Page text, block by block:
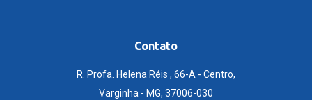
Contato
R. Profa. Helena Réis , 66-A - Centro,
Varginha - MG, 37006-030